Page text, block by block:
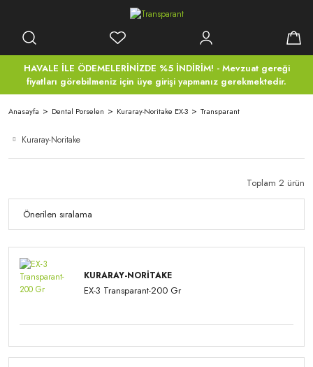
HAVALE İLE ÖDEMELERİNİZDE %5 İNDİRİM! - Mevzuat gereği
fiyatları görebilmeniz için üye girişi yapmanız gerekmektedir.
Anasayfa Dental Porselen Kuraray-Noritake EX-3 Transparant
Kuraray-Noritake
Toplam 2 ürün
KURARAY-NORITAKE
EX-3 Transparant-200 Gr